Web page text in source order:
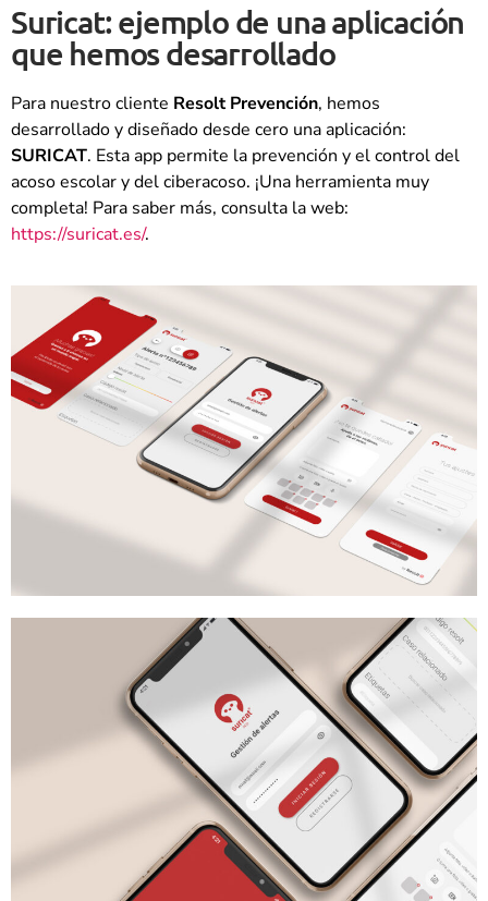
Suricat: ejemplo de una aplicación
que hemos desarrollado
Para nuestro cliente Resolt Prevención, hemos
desarrollado y diseñado desde cero una aplicación:
SURICAT. Esta app permite la prevención y el control del
acoso escolar y del ciberacoso. ¡Una herramienta muy
completa! Para saber más, consulta la web:
https://suricat.es/.